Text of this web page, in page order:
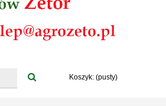
Koszyk: (pusty)